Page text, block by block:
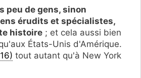
peu de gens, sinon
érudits et spécialistes,
histoire ; et cela aussi bien
États-Unis d'Amérique.
tout autant qu'à New York